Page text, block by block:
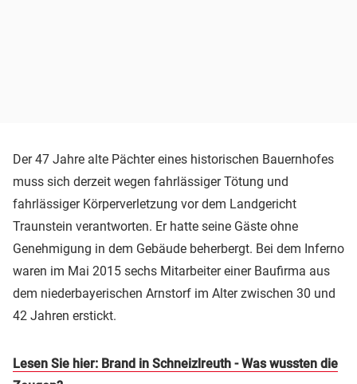
Der 47 Jahre alte Pächter eines historischen Bauernhofes
muss sich derzeit wegen fahrlässiger Tötung und
fahrlässiger Körperverletzung vor dem Landgericht
Traunstein verantworten. Er hatte seine Gäste ohne
Genehmigung in dem Gebäude beherbergt. Bei dem Inferno
waren im Mai 2015 sechs Mitarbeiter einer Baufirma aus
dem niederbayerischen Arnstorf im Alter zwischen 30 und
42 Jahren erstickt.
Lesen Sie hier: Brand in Schneizlreuth - Was wussten die